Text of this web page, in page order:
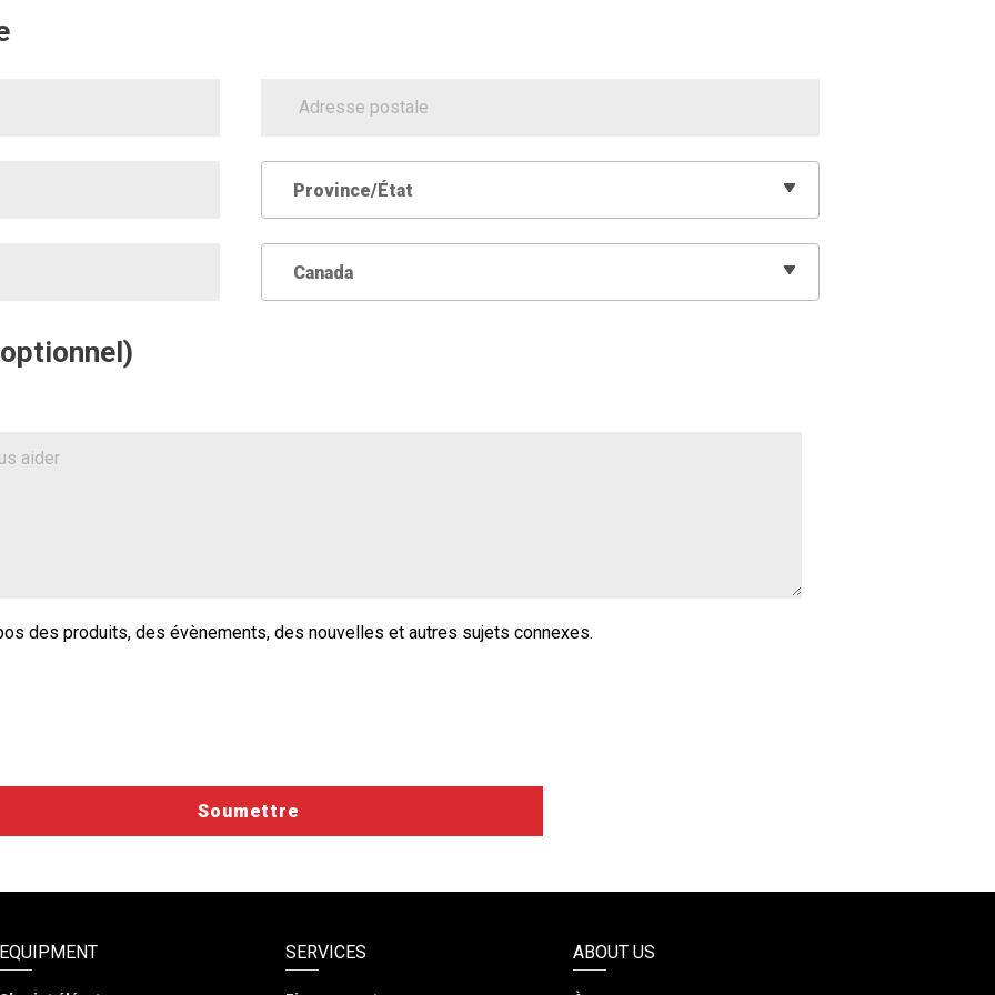
Province
Province/État
Country
Canada
des produits, des évènements, des nouvelles et autres sujets connexes.
EQUIPMENT SERVICES ABOUT US